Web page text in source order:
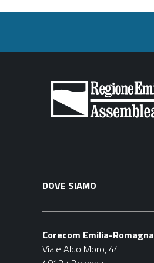
DOVE SIAMO
Corecom Emilia-Romagna
Viale Aldo Moro, 44